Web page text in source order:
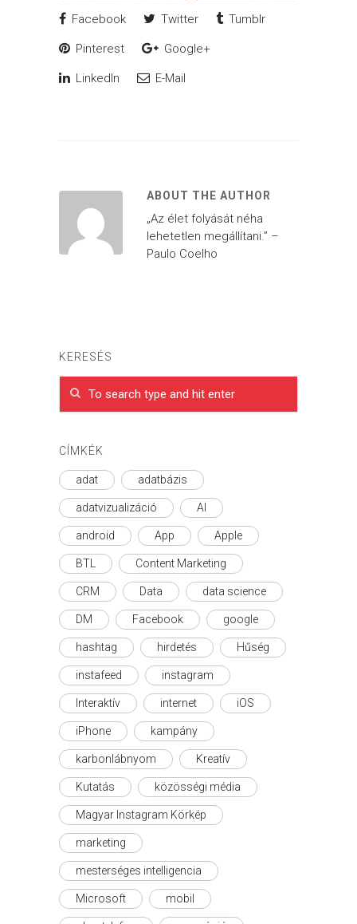
Facebook Twitter Tumblr
Pinterest Google+
LinkedIn E-Mail
ABOUT THE AUTHOR
„Az élet folyását néha
lehetetlen megállítani.” –
Paulo Coelho
KERESÉS
CÍMKÉK
adat adatbázis
adatvizualizáció AI
android App Apple
BTL Content Marketing
CRM Data data science
DM Facebook google
hashtag hirdetés Hűség
instafeed instagram
Interaktív internet iOS
iPhone kampány
karbonlábnyom Kreatív
Kutatás közösségi média
Magyar Instagram Körkép
marketing
mesterséges intelligencia
Microsoft mobil